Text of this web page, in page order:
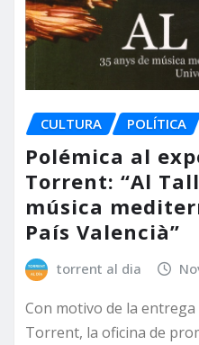
CULTURA POLÍTICA
Polémica al
Torrent: “Al
música
País Valencià”
torrent al dia
Con motivo de la
Torrent, la oficina de